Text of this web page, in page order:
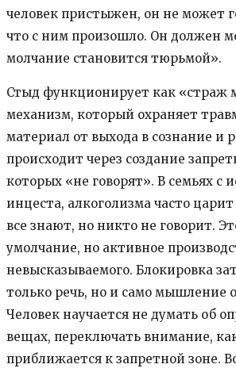
человек пристыжен, он не может
что с ним произошло. Он должен
молчание становится тюрьмой».
Стыд функционирует как «страж
механизм, который охраняет
материал от выхода в сознание и
происходит через создание
которых «не говорят». В семьях с
инцеста, алкоголизма часто
все знают, но никто не говорит.
умолчание, но активное
невысказываемого. Блокировка
только речь, но и само мышление
Человек научается не думать об
вещах, переключать внимание,
приближается к запретной зоне.